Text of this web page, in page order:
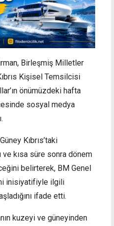
Birleşmiş Milletler
Kişisel Temsilcisi
önümüzdeki hafta
sosyal medya
Kıbrıs’taki
ve kısa süre sonra dönem
belirterek, BM Genel
inisiyatifiyle ilgili
ifade etti.
kuzeyi ve güneyinden